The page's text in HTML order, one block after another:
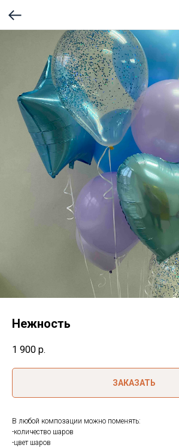
Нежность
1 900 р.
ЗАКАЗАТЬ
В любой композации можно поменять:
-количество шаров
-цвет шаров